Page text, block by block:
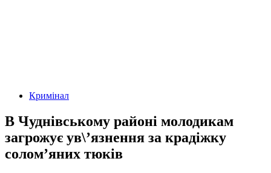
Кримінал
В Чуднівському районі молодикам
загрожує ув\’язнення за крадіжку
солом’яних тюків